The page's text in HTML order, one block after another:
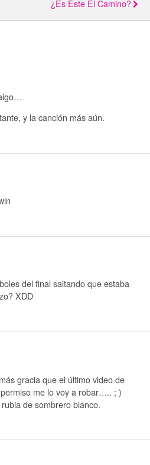
¿Es Este El Camino?
y la canción más aún.
del final saltando que estaba
XDD
gracia que el último video de
me lo voy a robar….. ; )
de sombrero blanco.